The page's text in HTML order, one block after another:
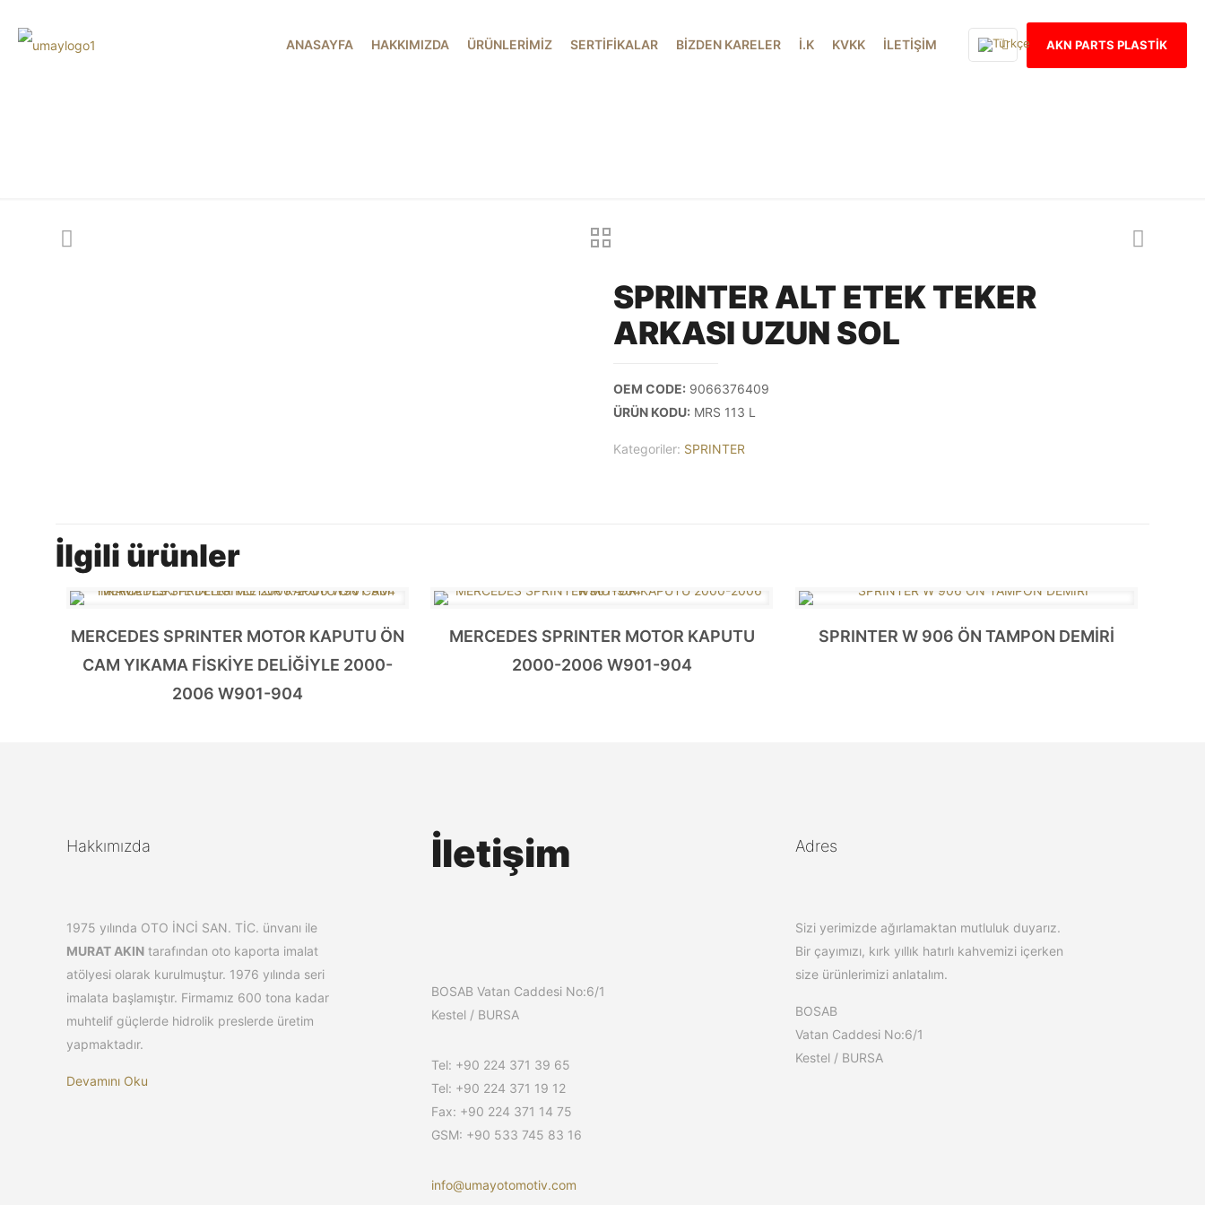
ANASAYFA HAKKIMIZDA ÜRÜNLERİMİZ SERTİFİKALAR BİZDEN KARELER İ.K KVKK İLETİŞİM AKN PARTS PLASTİK
SPRINTER ALT ETEK TEKER
ARKASI UZUN SOL
OEM CODE: 9066376409
ÜRÜN KODU: MRS 113 L
Kategoriler: SPRINTER
İlgili ürünler
MERCEDES SPRINTER MOTOR KAPUTU ÖN
CAM YIKAMA FİSKİYE DELİĞİYLE 2000-
2006 W901-904
MERCEDES SPRINTER MOTOR KAPUTU
2000-2006 W901-904
SPRINTER W 906 ÖN TAMPON DEMİRİ
Hakkımızda
1975 yılında OTO İNCİ SAN. TİC. ünvanı ile
MURAT AKIN tarafından oto kaporta imalat
atölyesi olarak kurulmuştur. 1976 yılında seri
imalata başlamıştır. Firmamız 600 tona kadar
muhtelif güçlerde hidrolik preslerde üretim
yapmaktadır.
Devamını Oku
İletişim
BOSAB Vatan Caddesi No:6/1
Kestel / BURSA
Tel: +90 224 371 39 65
Tel: +90 224 371 19 12
Fax: +90 224 371 14 75
GSM: +90 533 745 83 16
info@umayotomotiv.com
Adres
Sizi yerimizde ağırlamaktan mutluluk duyarız.
Bir çayımızı, kırk yıllık hatırlı kahvemizi içerken
size ürünlerimizi anlatalım.
BOSAB
Vatan Caddesi No:6/1
Kestel / BURSA